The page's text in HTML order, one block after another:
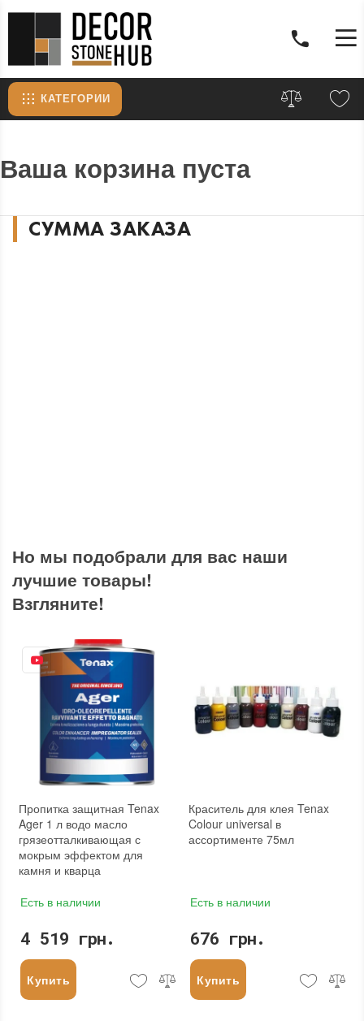
КАТЕГОРИИ
Ваша корзина пуста
СУММА ЗАКАЗА
Но мы подобрали для вас наши
лучшие товары!
Взгляните!
Пропитка защитная Tenax
Ager 1 л водо масло
грязеотталкивающая с
мокрым эффектом для
камня и кварца
Есть в наличии
4 519 грн.
Купить
Краситель для клея Tenax
Colour universal в
ассортименте 75мл
Есть в наличии
676 грн.
Купить